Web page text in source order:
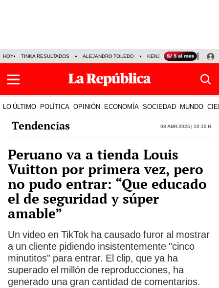
HOY TINKA RESULTADOS ALEJANDRO TOLEDO KENJI FUJIMORI
LO ÚLTIMO POLÍTICA OPINIÓN ECONOMÍA SOCIEDAD MUNDO
Tendencias 08 Abr 2025 | 10:15 h
Peruano va a tienda Louis
Vuitton por primera vez, pero
no pudo entrar: “Que educado
el de seguridad y súper
amable”
Un video en TikTok ha causado furor al mostrar
a un cliente pidiendo insistentemente "cinco
minutitos" para entrar. El clip, que ya ha
superado el millón de reproducciones, ha
generado una gran cantidad de comentarios.